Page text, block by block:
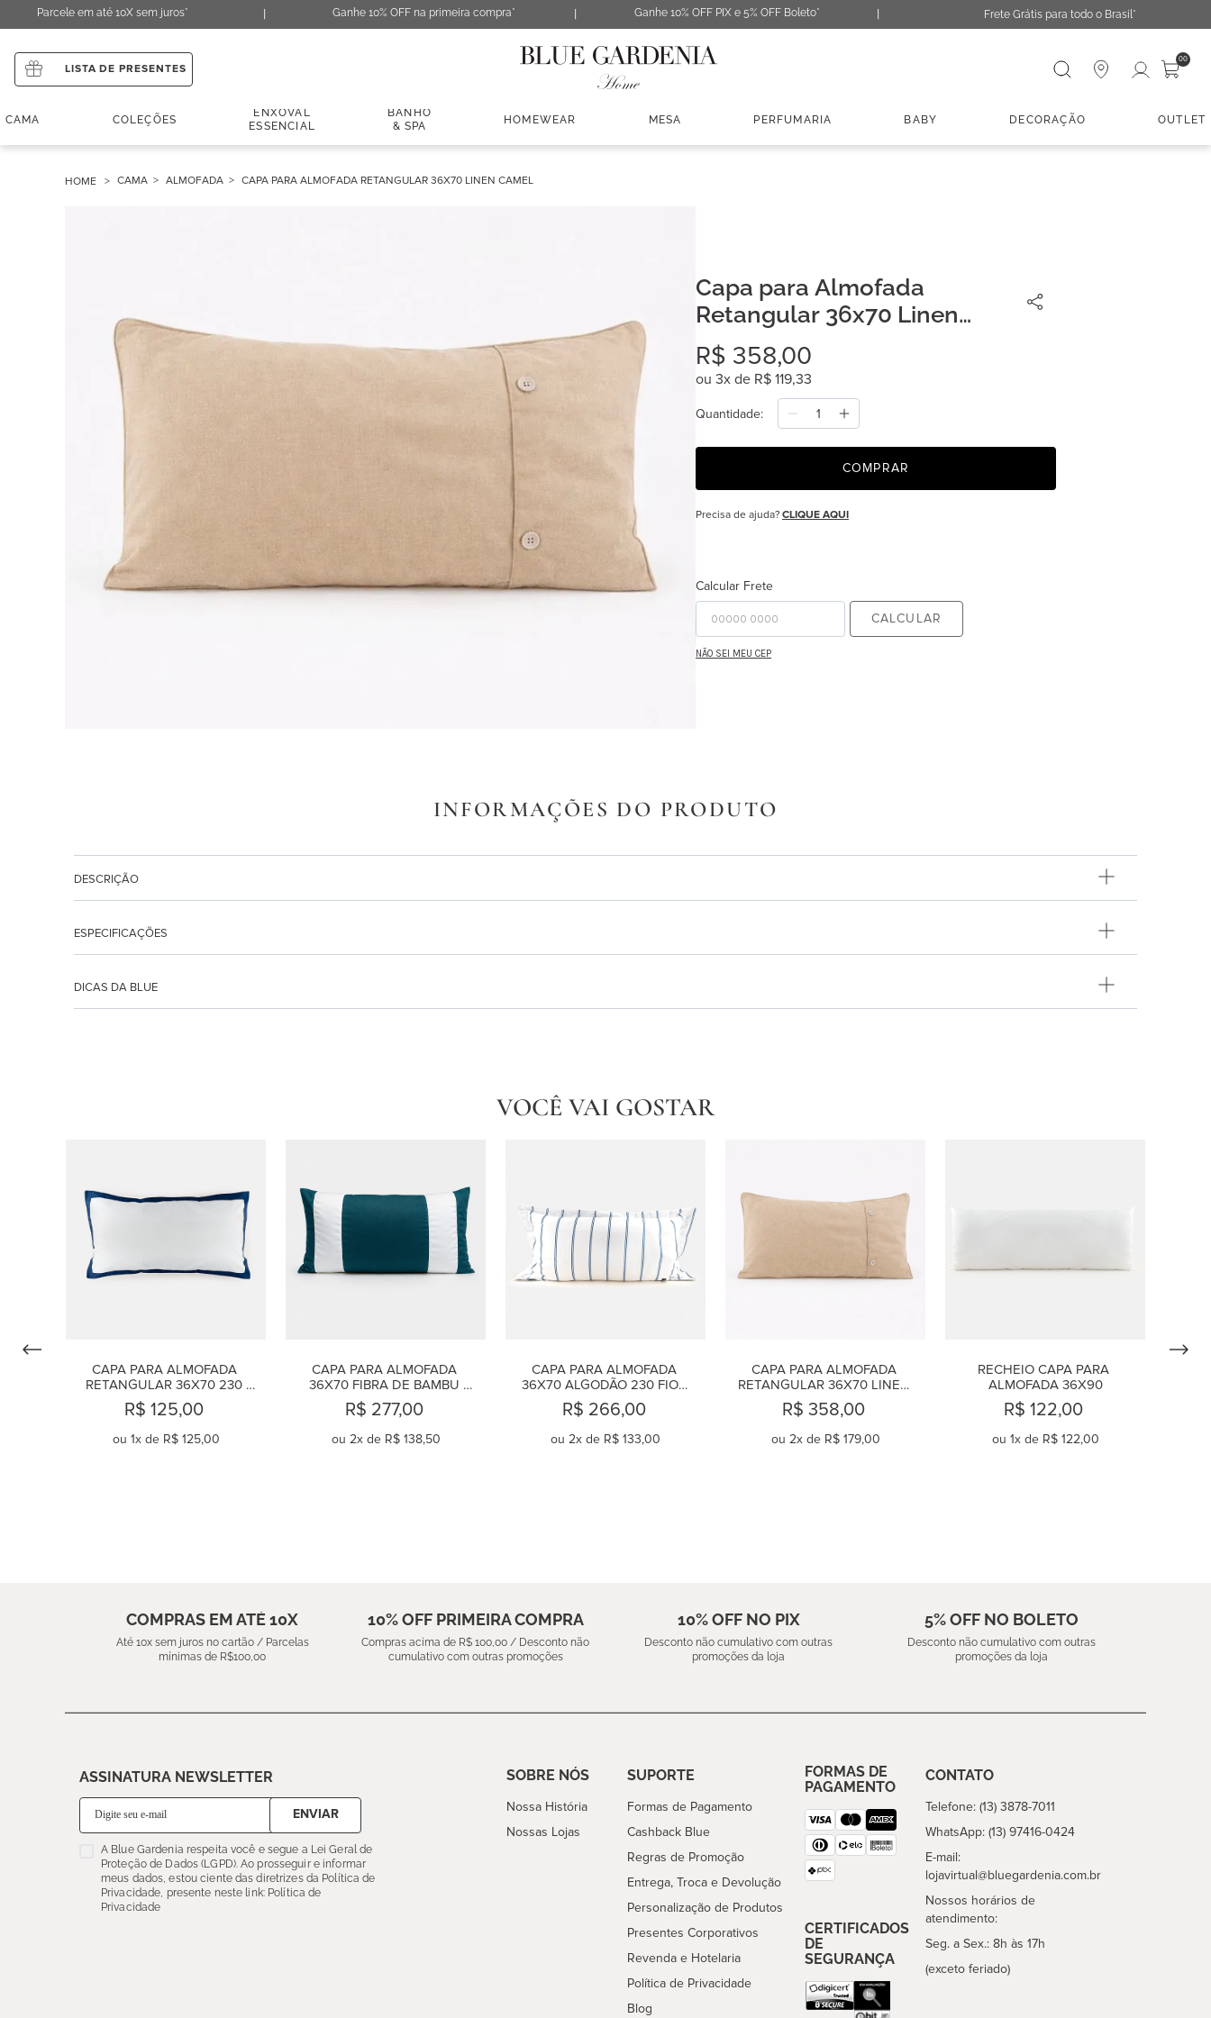
Parcele em até 10X sem juros* Ganhe 10% OFF na primeira compra* Ganhe 10% OFF PIX e 5% OFF Boleto* Frete Grátis para todo o Brasil*
LISTA DE PRESENTES
Digite sua busca 00
CAMA COLEÇÕES
ENXOVAL
ESSENCIAL
BANHO
& SPA
HOMEWEAR MESA PERFUMARIA BABY DECORAÇÃO OUTLET
CAMA ALMOFADA CAPA PARA ALMOFADA RETANGULAR 36X70 LINEN CAMEL
Capa para Almofada
Retangular 36x70 Linen
Camel
R$ 358,00
ou 3x de R$ 119,33
Quantidade
COMPRAR
Precisa de ajuda? CLIQUE AQUI
Calcular Frete
CALCULAR
NÃO SEI MEU CEP
INFORMAÇÕES DO PRODUTO
DESCRIÇÃO
ESPECIFICAÇÕES
DICAS DA BLUE
VOCÊ VAI GOSTAR
CAPA PARA ALMOFADA
RETANGULAR 36X70 230
FIOS URBAN AZUL
R$ 125,00
ou 1x de R$ 125,00
CAPA PARA ALMOFADA
36X70 FIBRA DE BAMBU
MONDRIAN VERT
R$ 277,00
ou 2x de R$ 138,50
CAPA PARA ALMOFADA
36X70 ALGODÃO 230 FIOS
BLUE BOTANIQUE
R$ 266,00
ou 2x de R$ 133,00
CAPA PARA ALMOFADA
RETANGULAR 36X70 LINEN
CAMEL
R$ 358,00
ou 2x de R$ 179,00
RECHEIO CAPA PARA
ALMOFADA 36X90
R$ 122,00
ou 1x de R$ 122,00
COMPRAS EM ATÉ 10X
Até 10x sem juros no cartão / Parcelas
mínimas de R$100,00
10% OFF PRIMEIRA COMPRA
Compras acima de R$ 100,00 / Desconto não
cumulativo com outras promoções
10% OFF NO PIX
Desconto não cumulativo com outras
promoções da loja
5% OFF NO BOLETO
Desconto não cumulativo com outras
promoções da loja
ASSINATURA NEWSLETTER
ENVIAR
A Blue Gardenia respeita você e segue a Lei Geral de
Proteção de Dados (LGPD). Ao prosseguir e informar
meus dados, estou ciente das diretrizes da Política de
Privacidade, presente neste link: Política de
Privacidade
SOBRE NÓS
Nossa História
Nossas Lojas
SUPORTE
Formas de Pagamento
Cashback Blue
Regras de Promoção
Entrega, Troca e Devolução
Personalização de Produtos
Presentes Corporativos
Revenda e Hotelaria
Política de Privacidade
Blog
FORMAS DE
PAGAMENTO
CERTIFICADOS
DE
SEGURANÇA
CONTATO
Telefone: (13) 3878-7011
WhatsApp: (13) 97416-0424
E-mail:
lojavirtual@bluegardenia.com.br
Nossos horários de
atendimento:
Seg. a Sex.: 8h às 17h
(exceto feriado)